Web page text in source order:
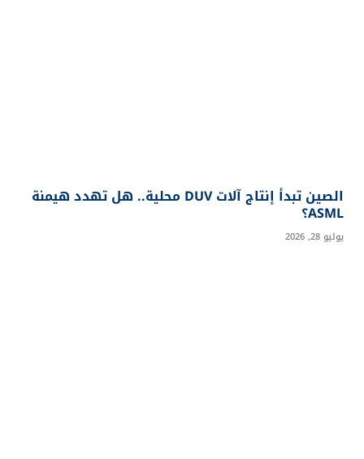
الصين تبدأ إنتاج آلات DUV محلية.. هل تهدد هيمنة
ASML؟
يوليو 28, 2026